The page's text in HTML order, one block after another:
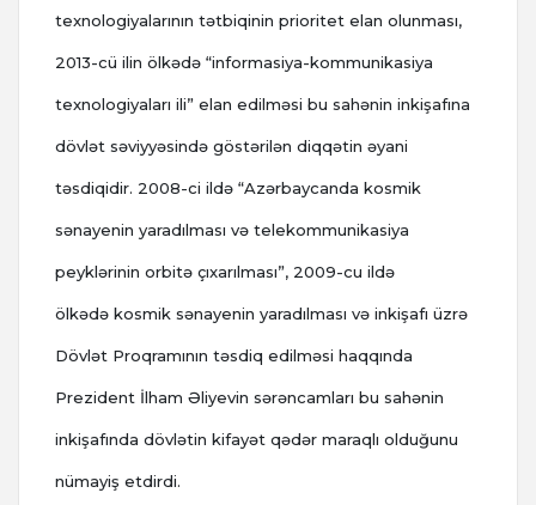
texnologiyalarının tətbiqinin prioritet elan olunması,
2013-cü ilin ölkədə “informasiya-kommunikasiya
texnologiyaları ili” elan edilməsi bu sahənin inkişafına
dövlət səviyyəsində göstərilən diqqətin əyani
təsdiqidir. 2008-ci ildə “Azərbaycanda kosmik
sənayenin yaradılması və telekommunikasiya
peyklərinin orbitə çıxarılması”, 2009-cu ildə
ölkədə kosmik sənayenin yaradılması və inkişafı üzrə
Dövlət Proqramının təsdiq edilməsi haqqında
Prezident İlham Əliyevin sərəncamları bu sahənin
inkişafında dövlətin kifayət qədər maraqlı olduğunu
nümayiş etdirdi.